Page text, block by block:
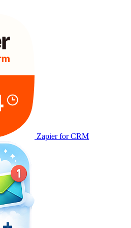
Zapier for CRM